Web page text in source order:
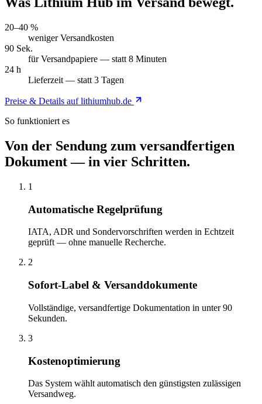
20–40 %
weniger Versandkosten
90 Sek.
für Versandpapiere — statt 8 Minuten
24 h
Lieferzeit — statt 3 Tagen
Preise & Details auf lithiumhub.de
So funktioniert es
Von der Sendung zum versandfertigen
Dokument — in vier Schritten.
1
Automatische Regelprüfung
IATA, ADR und Sondervorschriften werden in Echtzeit
geprüft — ohne manuelle Recherche.
2
Sofort-Label & Versanddokumente
Vollständige, versandfertige Dokumentation in unter 90
Sekunden.
3
Kostenoptimierung
Das System wählt automatisch den günstigsten zulässigen
Versandweg.